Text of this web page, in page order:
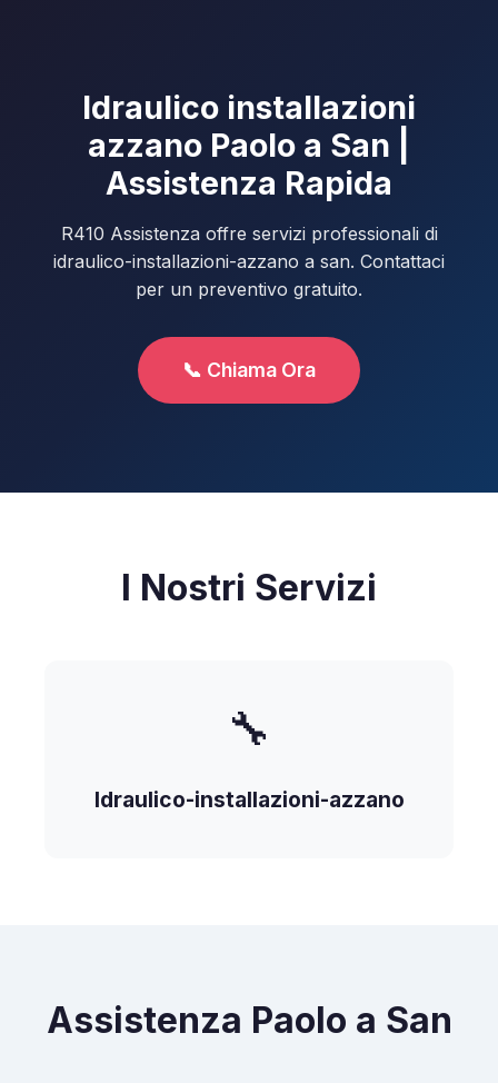
Idraulico installazioni
azzano Paolo a San |
Assistenza Rapida
R410 Assistenza offre servizi professionali di
idraulico-installazioni-azzano a san. Contattaci
per un preventivo gratuito.
📞 Chiama Ora
I Nostri Servizi
🔧
Idraulico-installazioni-azzano
Assistenza Paolo a San